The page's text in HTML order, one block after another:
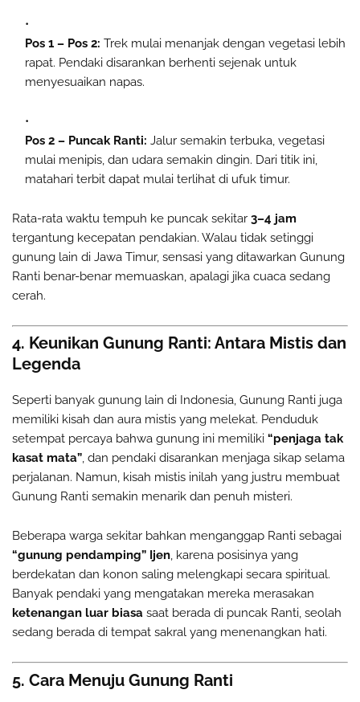
Pos 1 – Pos 2: Trek mulai menanjak dengan vegetasi lebih
rapat. Pendaki disarankan berhenti sejenak untuk
menyesuaikan napas.
Pos 2 – Puncak Ranti: Jalur semakin terbuka, vegetasi
mulai menipis, dan udara semakin dingin. Dari titik ini,
matahari terbit dapat mulai terlihat di ufuk timur.
Rata-rata waktu tempuh ke puncak sekitar 3–4 jam
tergantung kecepatan pendakian. Walau tidak setinggi
gunung lain di Jawa Timur, sensasi yang ditawarkan Gunung
Ranti benar-benar memuaskan, apalagi jika cuaca sedang
cerah.
4. Keunikan Gunung Ranti: Antara Mistis dan
Legenda
Seperti banyak gunung lain di Indonesia, Gunung Ranti juga
memiliki kisah dan aura mistis yang melekat. Penduduk
setempat percaya bahwa gunung ini memiliki “penjaga tak
kasat mata”, dan pendaki disarankan menjaga sikap selama
perjalanan. Namun, kisah mistis inilah yang justru membuat
Gunung Ranti semakin menarik dan penuh misteri.
Beberapa warga sekitar bahkan menganggap Ranti sebagai
“gunung pendamping” Ijen, karena posisinya yang
berdekatan dan konon saling melengkapi secara spiritual.
Banyak pendaki yang mengatakan mereka merasakan
ketenangan luar biasa saat berada di puncak Ranti, seolah
sedang berada di tempat sakral yang menenangkan hati.
5. Cara Menuju Gunung Ranti